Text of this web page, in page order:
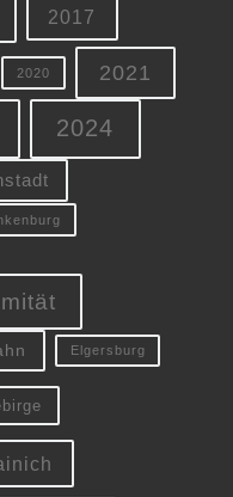
2017
2020 2021
2024
Elgersburg